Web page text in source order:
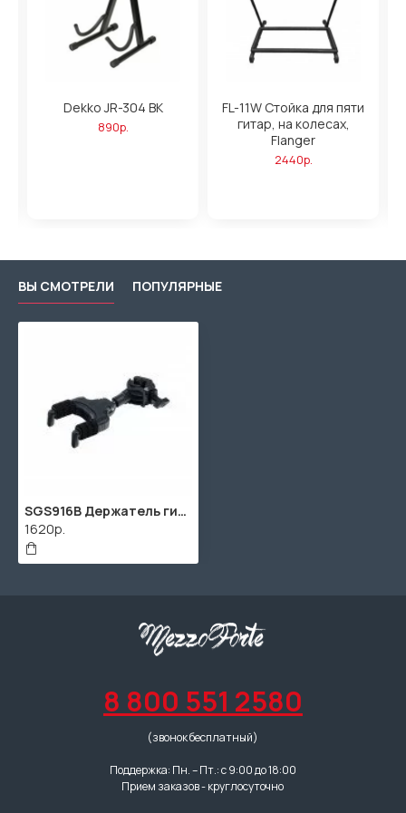
Dekko JR-304 BK
890р.
FL-11W Стойка для пяти
гитар, на колесах,
Flanger
2440р.
ВЫ СМОТРЕЛИ ПОПУЛЯРНЫЕ
SGS916B Держатель гитары "крюк", на стойку, Superfix
1620р.
8 800 551 2580
(звонок бесплатный)
Поддержка: Пн. – Пт.: с 9:00 до 18:00
Прием заказов - круглосуточно